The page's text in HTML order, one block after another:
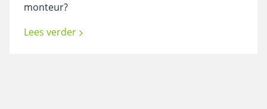
monteur?
Lees verder